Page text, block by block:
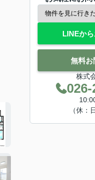
LINEか
無料お
株式
（休：